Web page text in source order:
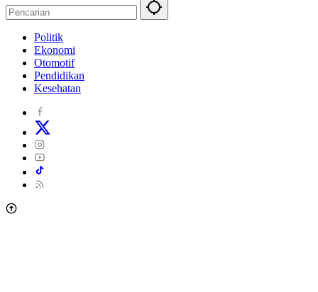
Politik
Ekonomi
Otomotif
Pendidikan
Kesehatan